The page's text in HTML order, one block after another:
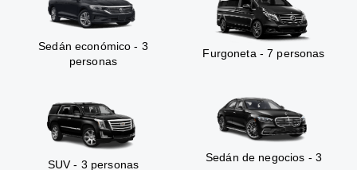
Sedán económico - 3
personas
Furgoneta - 7 personas
SUV - 3 personas
Sedán de negocios - 3